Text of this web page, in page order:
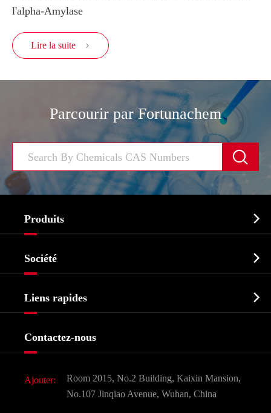
l'alpha-Amylase
Lire la suite 
Parcourir par Fortunachem

Produits 
Biochimique
Produits agrochimiques et intermédiaires
Ingrédients cosmétiques
Saveurs et parfums
Société 
Liens rapides 
Contactez-nous
Ajouter:
Room 2015, No.2 Building, Kaixin Mansion,
No.107 Jinqiao Avenue, Wuhan, China